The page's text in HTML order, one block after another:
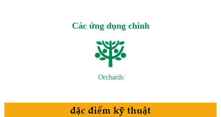
Các ứng dụng chính
Orchards